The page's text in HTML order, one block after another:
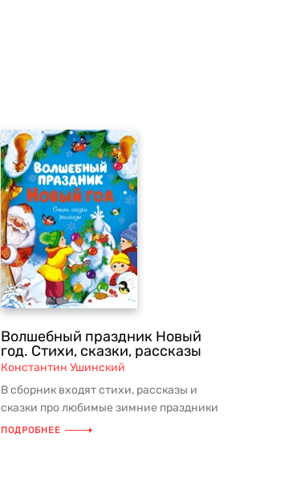
Волшебный праздник Новый
год. Стихи, сказки, рассказы
Константин Ушинский
В сборник входят стихи, рассказы и
сказки про любимые зимние праздники
– Новый год и Рождество. По т...
ПОДРОБНЕЕ